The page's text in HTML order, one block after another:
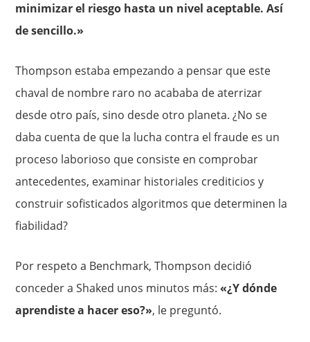
minimizar el riesgo hasta un nivel aceptable. Así
de sencillo.»
Thompson estaba empezando a pensar que este
chaval de nombre raro no acababa de aterrizar
desde otro país, sino desde otro planeta. ¿No se
daba cuenta de que la lucha contra el fraude es un
proceso laborioso que consiste en comprobar
antecedentes, examinar historiales crediticios y
construir sofisticados algoritmos que determinen la
fiabilidad?
Por respeto a Benchmark, Thompson decidió
conceder a Shaked unos minutos más:«¿Y dónde
aprendiste a hacer eso?», le preguntó.